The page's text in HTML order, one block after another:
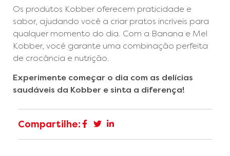
Os produtos Kobber oferecem praticidade e
sabor, ajudando você a criar pratos incríveis para
qualquer momento do dia. Com a Banana e Mel
Kobber, você garante uma combinação perfeita
de crocância e nutrição.
Experimente começar o dia com as delícias
saudáveis da Kobber e sinta a diferença!
Compartilhe: